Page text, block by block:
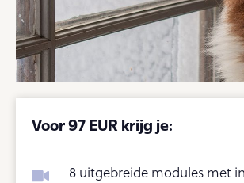
Voor 97 EUR krijg je:
8 uitgebreide modules met